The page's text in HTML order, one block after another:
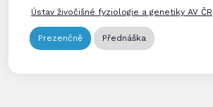
Ústav živočišné fyziologie a genetiky AV ČR
Prezenčně Přednáška